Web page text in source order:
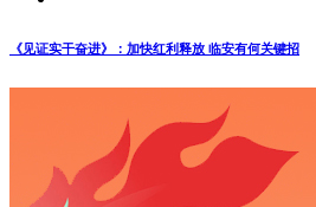
《见证实干奋进》：加快红利释放 临安有何关键招